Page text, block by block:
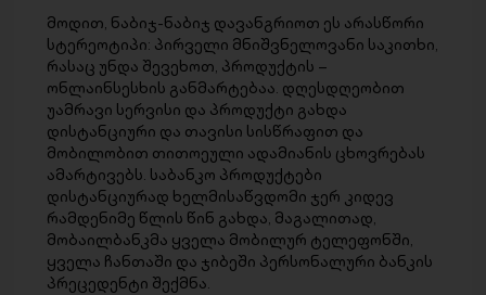
მოდით, ნაბიჯ-ნაბიჯ დავანგრიოთ ეს არასწორი
სტერეოტიპი: პირველი მნიშვნელოვანი საკითხი,
რასაც უნდა შევეხოთ, პროდუქტის –
ონლაინსესხის განმარტებაა. დღესდღეობით
უამრავი სერვისი და პროდუქტი გახდა
დისტანციური და თავისი სისწრაფით და
მობილობით თითოეული ადამიანის ცხოვრებას
ამარტივებს. საბანკო პროდუქტები
დისტანციურად ხელმისაწვდომი ჯერ კიდევ
რამდენიმე წლის წინ გახდა, მაგალითად,
მობაილბანკმა ყველა მობილურ ტელეფონში,
ყველა ჩანთაში და ჯიბეში პერსონალური ბანკის
პრეცედენტი შექმნა.